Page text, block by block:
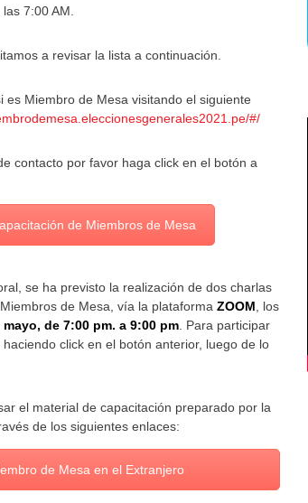
7:00 AM.
a revisar la lista a continuación.
es Miembro de Mesa visitando el siguiente
#/
contacto por favor haga click en el botón a
de Miembros de Mesa
se ha previsto la realización de dos charlas
de Mesa, vía la plataforma ZOOM , los
de 7:00 pm. a 9:00 pm . Para participar
click en el botón anterior, luego de lo
el material de capacitación preparado por la
de los siguientes enlaces:
de Mesa en el Extranjero